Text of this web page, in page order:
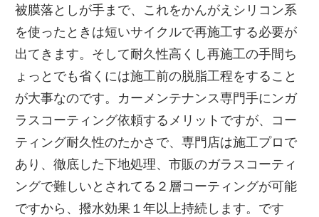
被膜落としが手まで、これをかんがえシリコン系
を使ったときは短いサイクルで再施工する必要が
出てきます。そして耐久性高くし再施工の手間ち
ょっとでも省くには施工前の脱脂工程をすること
が大事なのです。カーメンテナンス専門手にンガ
ラスコーティング依頼するメリットですが、コー
ティング耐久性のたかさで、専門店は施工プロで
あり、徹底した下地処理、市販のガラスコーティ
ングで難しいとされてる２層コーティングが可能
ですから、撥水効果１年以上持続します。です